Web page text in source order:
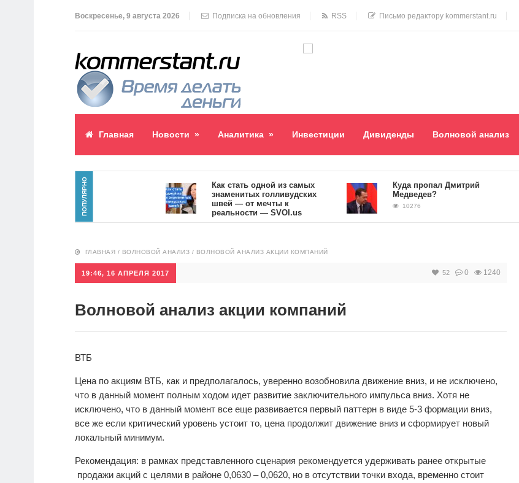
Воскресенье, 9 августа 2026 Подписка на обновления RSS Письмо редактору kommerstant.ru
Главная Новости » Аналитика » Инвестиции Дивиденды Волновой анализ
ПОПУЛЯРНО
Как стать одной из самых
знаменитых голливудских
швей — от мечты к
реальности — SVOI.us
10559
Куда пропал Дмитрий
Медведев?
10276
ГЛАВНАЯ / ВОЛНОВОЙ АНАЛИЗ / ВОЛНОВОЙ АНАЛИЗ АКЦИИ КОМПАНИЙ
19:46, 16 АПРЕЛЯ 2017 52 0 1240
Волновой анализ акции компаний
ВТБ
Цена по акциям ВТБ, как и предполагалось, уверенно возобновила движение вниз, и не исключено,
что в данный момент полным ходом идет развитие заключительного импульса вниз. Хотя не
исключено, что в данный момент все еще развивается первый паттерн в виде 5-3 формации вниз,
все же если критический уровень устоит то, цена продолжит движение вниз и сформирует новый
локальный минимум.
Рекомендация: в рамках представленного сценария рекомендуется удерживать ранее открытые
продажи акций с целями в районе 0,0630 – 0,0620, но в отсутствии точки входа, временно стоит